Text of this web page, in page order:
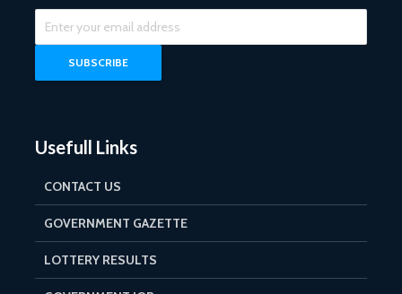
Usefull Links
CONTACT US
GOVERNMENT GAZETTE
LOTTERY RESULTS